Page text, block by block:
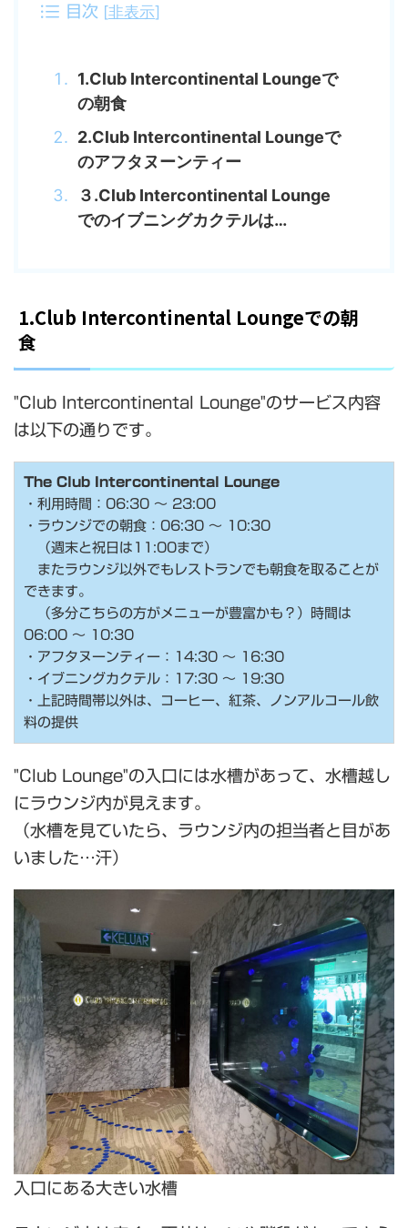
目次 [非表示]
1.Club Intercontinental Loungeで
の朝食
2.Club Intercontinental Loungeで
のアフタヌーンティー
３.Club Intercontinental Lounge
でのイブニングカクテルは…
1.Club Intercontinental Loungeでの朝
食
"Club Intercontinental Lounge"のサービス内容
は以下の通りです。
The Club Intercontinental Lounge
・利用時間：06:30 ～ 23:00
・ラウンジでの朝食：06:30 ～ 10:30
（週末と祝日は11:00まで）
またラウンジ以外でもレストランでも朝食を取ることが
できます。
（多分こちらの方がメニューが豊富かも？）時間は
06:00 ～ 10:30
・アフタヌーンティー：14:30 ～ 16:30
・イブニングカクテル：17:30 ～ 19:30
・上記時間帯以外は、コーヒー、紅茶、ノンアルコール飲
料の提供
"Club Lounge"の入口には水槽があって、水槽越し
にラウンジ内が見えます。
（水槽を見ていたら、ラウンジ内の担当者と目があ
いました…汗）
入口にある大きい水槽